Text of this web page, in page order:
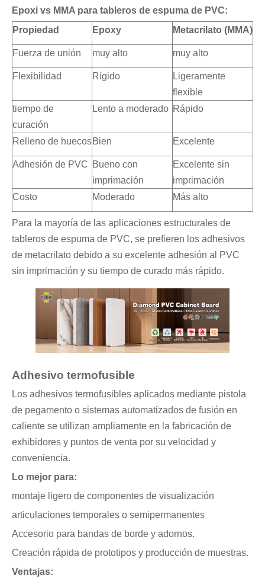
Epoxi vs MMA para tableros de espuma de PVC:
Propiedad
Epoxy Metacrilato (MMA)
Fuerza de unión muy alto muy alto
Flexibilidad Rígido
Ligeramente
flexible
tiempo de
curación
Lento a moderado Rápido
Relleno de huecosBien Excelente
Adhesión de PVC Bueno con
imprimación
Excelente sin
imprimación
Costo
Moderado Más alto
Para la mayoría de las aplicaciones estructurales de
tableros de espuma de PVC, se prefieren los adhesivos
de metacrilato debido a su excelente adhesión al PVC
sin imprimación y su tiempo de curado más rápido.
Adhesivo termofusible
Los adhesivos termofusibles aplicados mediante pistola
de pegamento o sistemas automatizados de fusión en
caliente se utilizan ampliamente en la fabricación de
exhibidores y puntos de venta por su velocidad y
conveniencia.
Lo mejor para:
montaje ligero de componentes de visualización
articulaciones temporales o semipermanentes
Accesorio para bandas de borde y adornos.
Creación rápida de prototipos y producción de muestras.
Ventajas: